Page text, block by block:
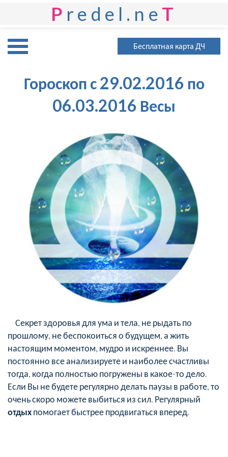
P redel.ne T
Бесплатная карта ДЧ
Гороскоп с 29.02.2016 по
06.03.2016 Весы
Секрет здоровья для ума и тела, не рыдать по
прошлому, не беспокоиться о будущем, а жить
настоящим моментом, мудро и искреннее. Вы
постоянно все анализируете и наиболее счастливы
тогда, когда полностью погружены в какое-то дело.
Если Вы не будете регулярно делать паузы в работе, то
очень скоро можете выбиться из сил. Регулярный
отдыхпомогает быстрее продвигаться вперед.